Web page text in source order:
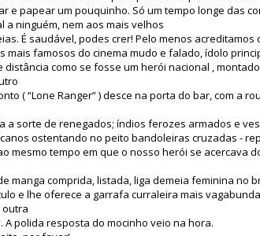
e papear um pouquinho. Só um tempo longe das
ninguém, nem aos mais velhos
É saudável, podes crer! Pelo menos acreditamos
mais famosos do cinema mudo e falado, ídolo
distância como se fosse um herói nacional ,
( “Lone Ranger” ) desce na porta do bar, com a
a sorte de renegados; índios ferozes armados e
ostentando no peito bandoleiras cruzadas -
mesmo tempo em que o nosso herói se acercava
manga comprida, listada, liga demeia feminina no
e lhe oferece a garrafa curraleira mais
outra
polida resposta do mocinho veio na hora.